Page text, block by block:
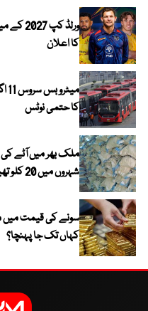
ورلڈ
کا اعلان
کا حتمی نوٹس
ملک بھر میں آٹے
شہروں میں 20 کلو تھیلا 100 روپے تک مہنگا
سونے کی قیمت میں
کہاں تک جا پہنچا؟